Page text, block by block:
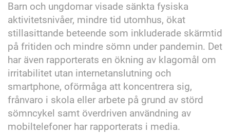
Barn och ungdomar visade sänkta fysiska
aktivitetsnivåer, mindre tid utomhus, ökat
stillasittande beteende som inkluderade skärmtid
på fritiden och mindre sömn under pandemin. Det
har även rapporterats en ökning av klagomål om
irritabilitet utan internetanslutning och
smartphone, oförmåga att koncentrera sig,
frånvaro i skola eller arbete på grund av störd
sömncykel samt överdriven användning av
mobiltelefoner har rapporterats i media.